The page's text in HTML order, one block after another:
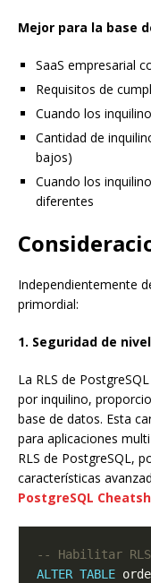
Mejor para la base
SaaS empresarial
Requisitos de
Cuando los
Cantidad de
bajos)
Cuando los
diferentes
Independientemente
primordial:
1. Seguridad de
La RLS de
por inquilino,
base de datos. Esta
para aplicaciones
RLS de PostgreSQL,
características
PostgreSQL
ALTER TABLE